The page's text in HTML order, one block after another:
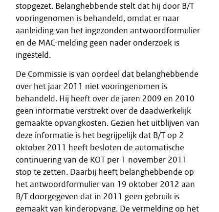
stopgezet. Belanghebbende stelt dat hij door B/T
vooringenomen is behandeld, omdat er naar
aanleiding van het ingezonden antwoordformulier
en de MAC-melding geen nader onderzoek is
ingesteld.
De Commissie is van oordeel dat belanghebbende
over het jaar 2011 niet vooringenomen is
behandeld. Hij heeft over de jaren 2009 en 2010
geen informatie verstrekt over de daadwerkelijk
gemaakte opvangkosten. Gezien het uitblijven van
deze informatie is het begrijpelijk dat B/T op 2
oktober 2011 heeft besloten de automatische
continuering van de KOT per 1 november 2011
stop te zetten. Daarbij heeft belanghebbende op
het antwoordformulier van 19 oktober 2012 aan
B/T doorgegeven dat in 2011 geen gebruik is
gemaakt van kinderopvang. De vermelding op het